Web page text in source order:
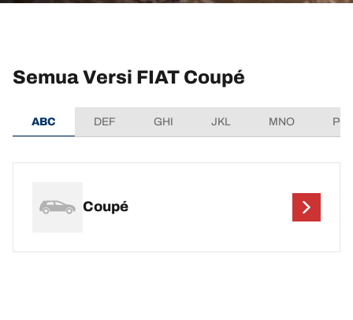
Semua Versi FIAT Coupé
ABC DEF GHI JKL MNO
Coupé